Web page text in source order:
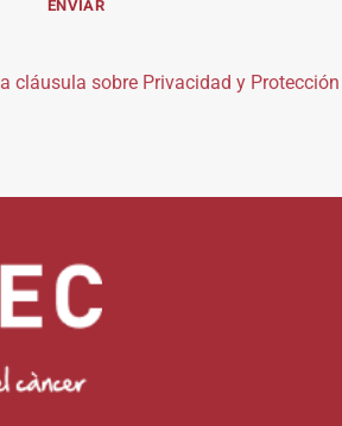
la cláusula sobre Privacidad y Protección